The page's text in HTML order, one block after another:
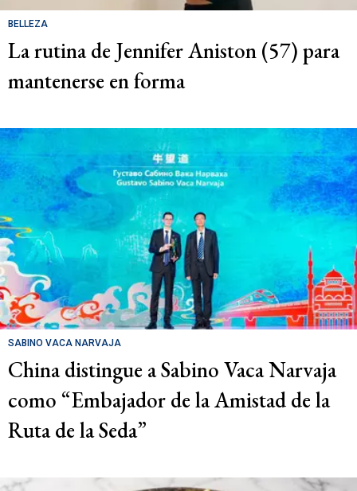
BELLEZA
La rutina de Jennifer Aniston (57) para
mantenerse en forma
SABINO VACA NARVAJA
China distingue a Sabino Vaca Narvaja
como “Embajador de la Amistad de la
Ruta de la Seda”